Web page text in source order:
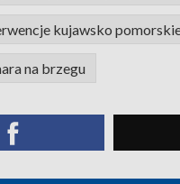
kujawsko
na brzegu